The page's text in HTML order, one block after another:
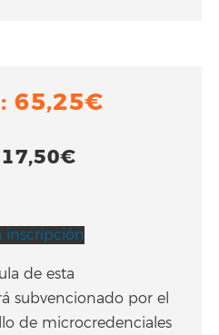
65,25€
inscripción
de esta
subvencionado por el
de microcredenciales